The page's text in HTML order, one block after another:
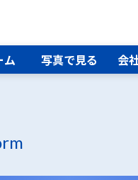
ム 写真で見る 会